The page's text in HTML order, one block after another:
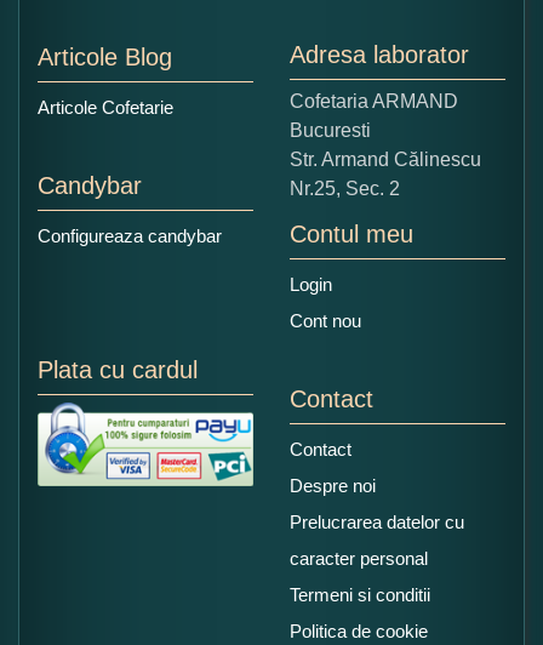
Copiati alaturi numarul din imagine:
Articole Blog
Articole Cofetarie
Candybar
Configureaza candybar
Adresa laborator
Cofetaria ARMAND
Bucuresti
Str. Armand Călinescu
Nr.25, Sec. 2
Contul meu
Login
Cont nou
Plata cu cardul
Contact
Contact
Despre noi
Prelucrarea datelor cu
caracter personal
Termeni si conditii
Politica de cookie